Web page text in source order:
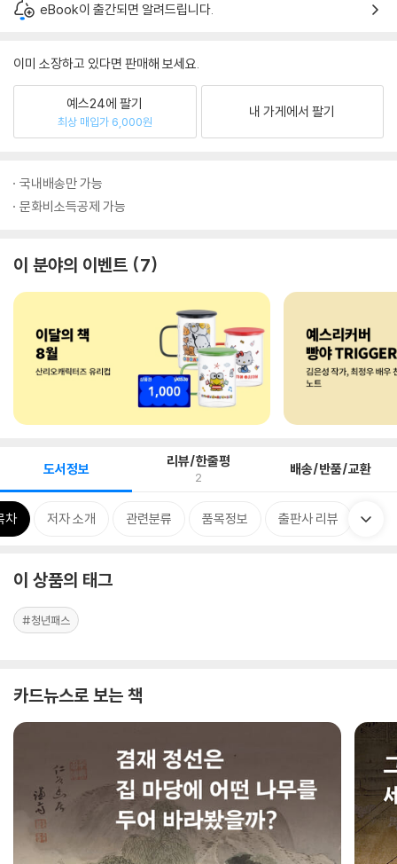
eBook이 출간되면 알려드립니다.
이미 소장하고 있다면 판매해 보세요.
예스24에 팔기
최상 매입가 6,000원
내 가게에서 팔기
국내배송만 가능
문화비소득공제 가능
이 분야의 이벤트 7
도서정보 리뷰/한줄평
2 배송/반품/교환
차 저자 소개 관련분류 품목정보 출판사 리뷰
이 상품의 태그
#청년패스
카드뉴스로 보는 책